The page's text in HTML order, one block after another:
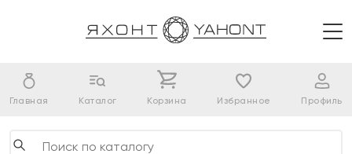
Главная Каталог Корзина Избранное Профиль